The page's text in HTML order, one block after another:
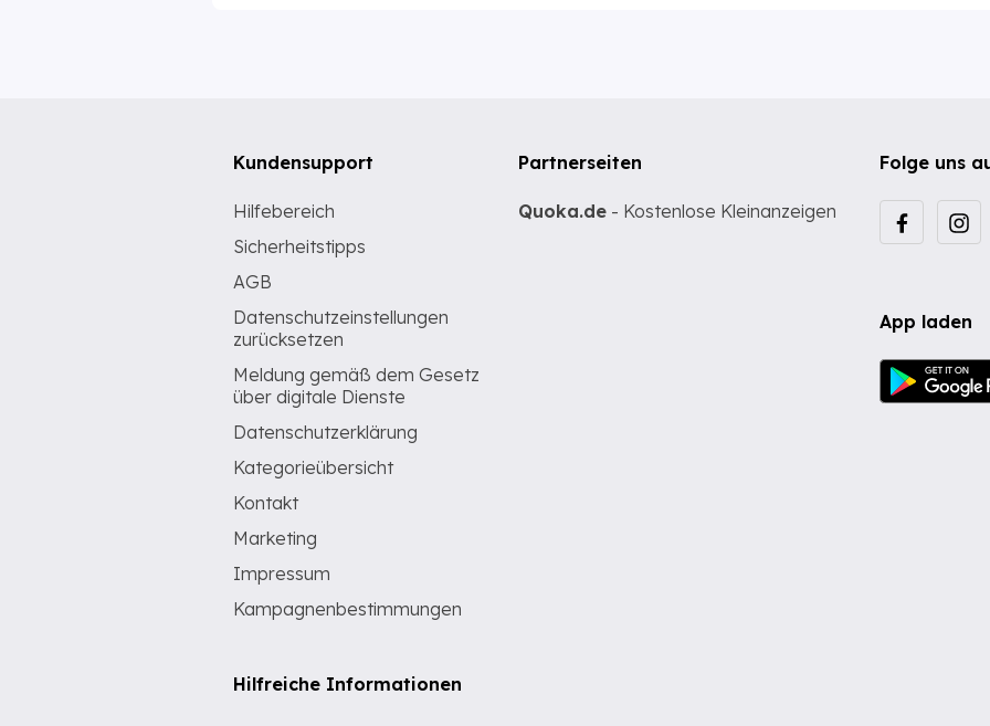
Folge uns
App laden
Kundensupport
Hilfebereich
Sicherheitstipps
AGB
Datenschutzeinstellungen
zurücksetzen
Meldung gemäß dem Gesetz
über digitale Dienste
Datenschutzerklärung
Kategorieübersicht
Kontakt
Marketing
Impressum
Kampagnenbestimmungen
Hilfreiche Informationen
Partnerseiten
Quoka.de - Kostenlose Kleinanzeigen